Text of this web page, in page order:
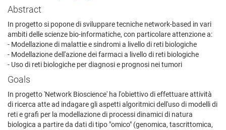
Abstract
In progetto si popone di sviluppare tecniche network-based in vari
ambiti delle scienze bio-informatiche, con particolare attenzione a:
- Modellazione di malattie e sindromi a livello di reti biologiche
- Modellazione dell'azione dei farmaci a livello di reti biologiche
- Uso di reti biologiche per diagnosi e prognosi nei tumori
Goals
In progetto 'Network Bioscience' ha l'obiettivo di effettuare attività
di ricerca atte ad indagare gli aspetti algoritmici dell'uso di modelli di
reti e grafi per la modellazione di processi dinamici di natura
biologica a partire da dati di tipo "omico" (genomica, tascrittomica,